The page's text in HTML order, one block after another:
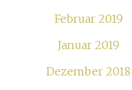
Februar 2019
Januar 2019
Dezember 2018